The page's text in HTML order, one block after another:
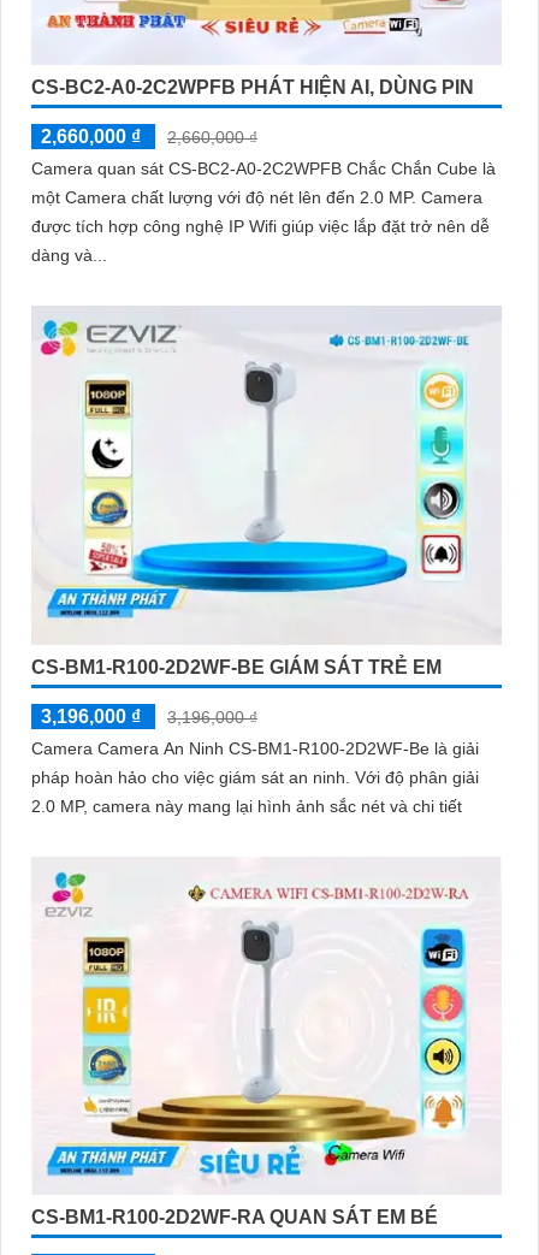
CS-BC2-A0-2C2WPFB PHÁT HIỆN AI, DÙNG PIN
2,660,000 ₫
2,660,000 ₫
Camera quan sát CS-BC2-A0-2C2WPFB Chắc Chắn Cube là
một Camera chất lượng với độ nét lên đến 2.0 MP. Camera
được tích hợp công nghệ IP Wifi giúp việc lắp đặt trở nên dễ
dàng và...
CS-BM1-R100-2D2WF-BE GIÁM SÁT TRẺ EM
3,196,000 ₫
3,196,000 ₫
Camera Camera An Ninh CS-BM1-R100-2D2WF-Be là giải
pháp hoàn hảo cho việc giám sát an ninh. Với độ phân giải
2.0 MP, camera này mang lại hình ảnh sắc nét và chi tiết
CS-BM1-R100-2D2WF-RA QUAN SÁT EM BÉ